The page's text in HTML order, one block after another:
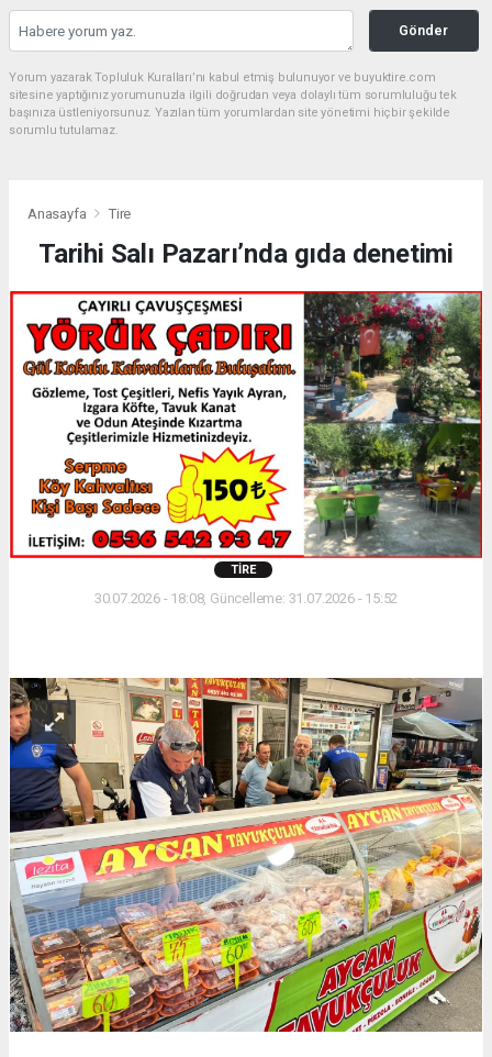
Gönder
Yorum yazarak Topluluk Kuralları’nı kabul etmiş bulunuyor ve buyuktire.com
sitesine yaptığınız yorumunuzla ilgili doğrudan veya dolaylı tüm sorumluluğu tek
başınıza üstleniyorsunuz. Yazılan tüm yorumlardan site yönetimi hiçbir şekilde
sorumlu tutulamaz.
Anasayfa Tire
Tarihi Salı Pazarı’nda gıda denetimi
TIRE
30.07.2026 - 18:08, Güncelleme: 31.07.2026 - 15:52